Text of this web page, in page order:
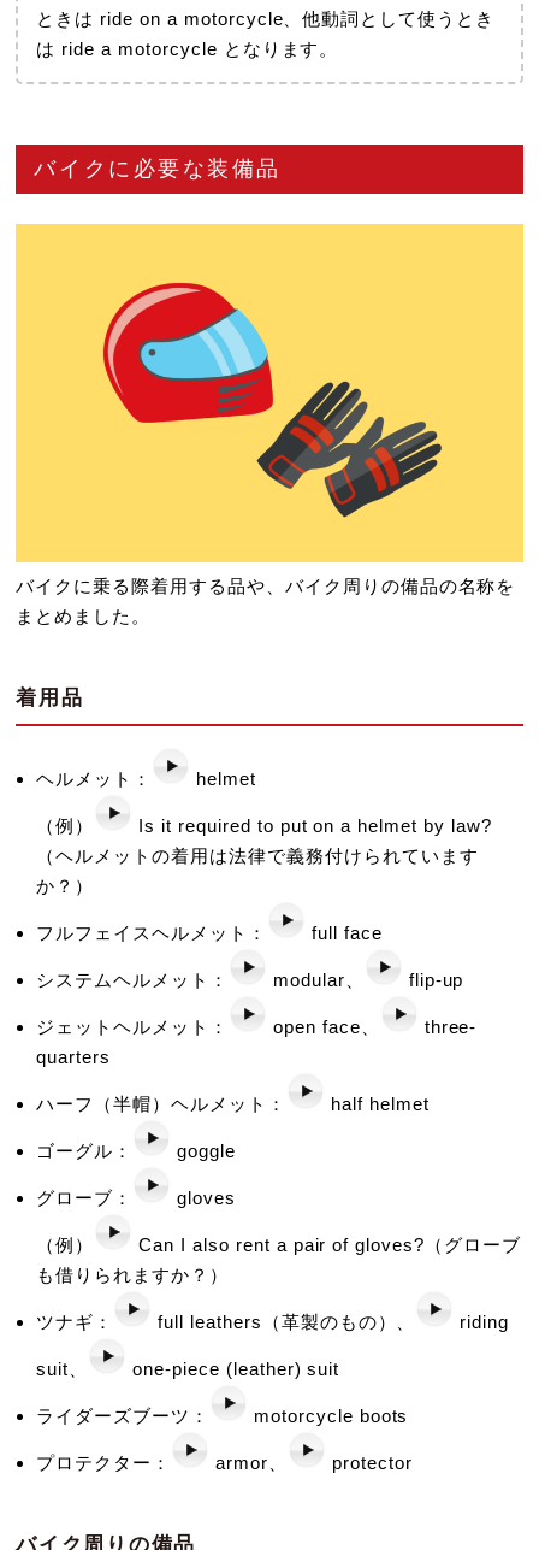
ときは ride on a motorcycle、他動詞として使うとき
は ride a motorcycle となります。
バイクに必要な装備品
バイクに乗る際着用する品や、バイク周りの備品の名称を
まとめました。
着用品
ヘルメット： helmet
（例）
Is it required to put on a helmet by law?
（ヘルメットの着用は法律で義務付けられています
か？）
フルフェイスヘルメット： full face
システムヘルメット： modular、 flip-up
ジェットヘルメット： open face、
three-
quarters
ハーフ（半帽）ヘルメット： half helmet
ゴーグル： goggle
グローブ： gloves
（例）
Can I also rent a pair of gloves?（グローブ
も借りられますか？）
ツナギ： full leathers（革製のもの）、 riding
suit、 one-piece (leather) suit
ライダーズブーツ： motorcycle boots
プロテクター： armor、 protector
バイク周りの備品